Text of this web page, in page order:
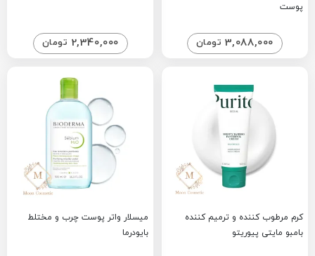
پوست
3,088,000 تومان 2,340,000 تومان
کرم مرطوب کننده و ترمیم کننده
بامبو مایتی پیوریتو
میسلار واتر پوست چرب و مختلط
بایودرما